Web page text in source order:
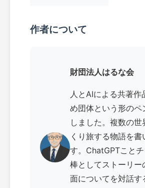
作者について
財団法人はるな会
人とAIによる共著作
め団体という形のペ
しました。複数の世
くり旅する物語を書
す。ChatGPTこと
棒としてストーリー
面についてを対話す